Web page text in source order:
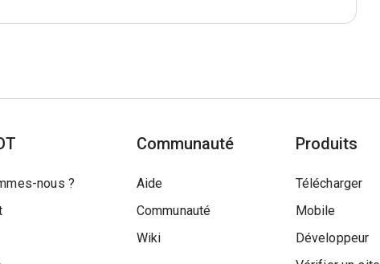
nous ?
Communauté
Aide
Communauté
Wiki
Produits
Télécharger
Mobile
Développeur